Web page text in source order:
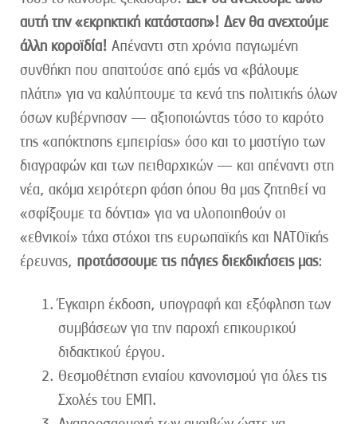
αυτή την «εκρηκτική κατάσταση»! Δεν θα ανεχτούμε
άλλη κοροϊδία! Απέναντι στη χρόνια παγιωμένη
συνθήκη που απαιτούσε από εμάς να «βάλουμε
πλάτη» για να καλύπτουμε τα κενά της πολιτικής όλων
όσων κυβέρνησαν — αξιοποιώντας τόσο το καρότο
της «απόκτησης εμπειρίας» όσο και το μαστίγιο των
διαγραφών και των πειθαρχικών — και απέναντι στη
νέα, ακόμα χειρότερη φάση όπου θα μας ζητηθεί να
«σφίξουμε τα δόντια» για να υλοποιηθούν οι
«εθνικοί» τάχα στόχοι της ευρωπαϊκής και ΝΑΤΟϊκής
έρευνας, προτάσσουμε τις πάγιες διεκδικήσεις μας:
Έγκαιρη έκδοση, υπογραφή και εξόφληση των
συμβάσεων για την παροχή επικουρικού
διδακτικού έργου.
Θεσμοθέτηση ενιαίου κανονισμού για όλες τις
Σχολές του ΕΜΠ.